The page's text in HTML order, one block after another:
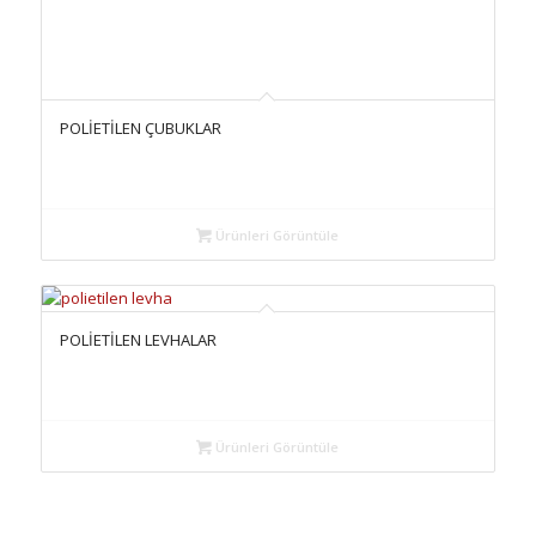
POLİETİLEN ÇUBUKLAR
Ürünleri Görüntüle
POLİETİLEN LEVHALAR
Ürünleri Görüntüle